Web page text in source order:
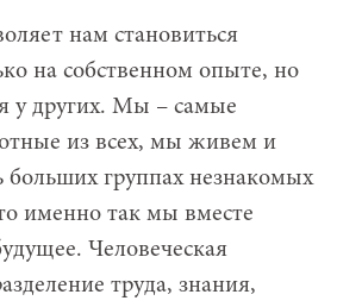
нам становиться
на собственном опыте, но
у других. Мы – самые
из всех, мы живем и
больших группах незнакомых
именно так мы вместе
Человеческая
труда, знания,